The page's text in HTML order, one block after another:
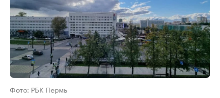
Фото: РБК Пермь